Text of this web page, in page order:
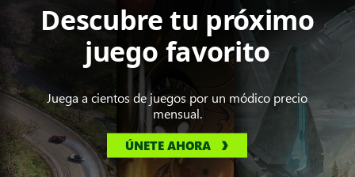
Descubre tu próximo
juego favorito
Juega a cientos de juegos por un módico precio
mensual.
ÚNETE AHORA